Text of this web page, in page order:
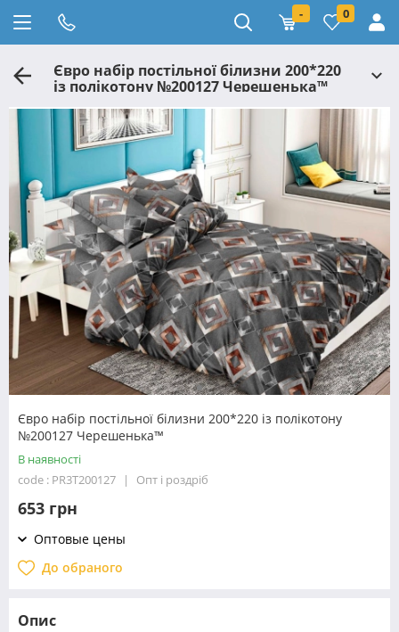
- 0
Євро набір постільної білизни 200*220
із полікотону №200127 Черешенька™
Євро набір постільної білизни 200*220 із полікотону
№200127 Черешенька™
В наявності
code : PR3T200127
Опт і роздріб
653 грн
Оптовые цены
До обраного
Опис